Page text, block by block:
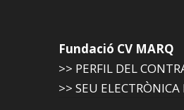
Fundació CV MARQ
>> PERFIL DEL
>> SEU